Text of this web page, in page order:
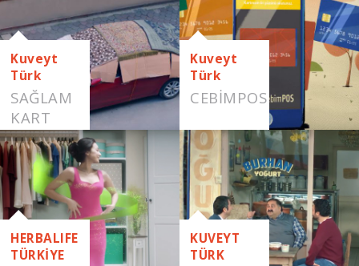
Kuveyt
Türk
SAĞLAM
KART
Kuveyt
Türk
CEBIMPOS
HERBALIFE
TÜRKİYE
KUVEYT
TÜRK